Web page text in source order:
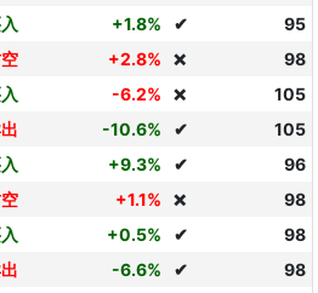
+1.8% ✔
95
+2.8% ❌
98
-6.2% ❌
105
-10.6% ✔
105
+9.3% ✔
96
+1.1% ❌
98
+0.5% ✔
98
-6.6% ✔
98